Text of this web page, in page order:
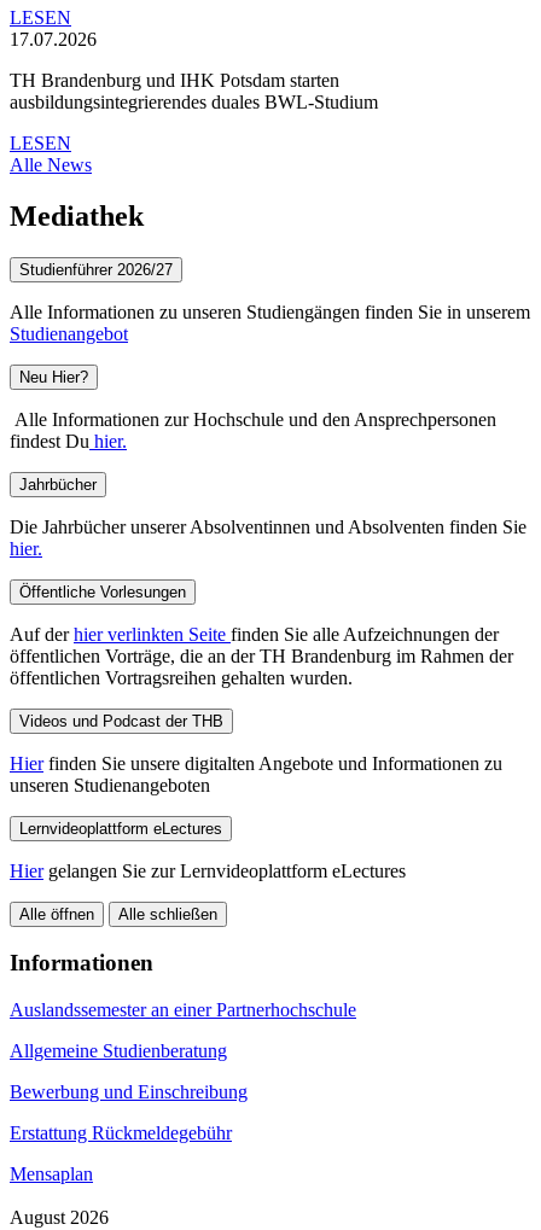
LESEN
17.07.2026
TH Brandenburg und IHK Potsdam starten
ausbildungsintegrierendes duales BWL-Studium
LESEN
Alle News
Mediathek
Studienführer 2026/27
Alle Informationen zu unseren Studiengängen finden Sie in unserem
Studienangebot
Neu Hier?
Alle Informationen zur Hochschule und den Ansprechpersonen
findest Du hier.
Jahrbücher
Die Jahrbücher unserer Absolventinnen und Absolventen finden Sie
hier.
Öffentliche Vorlesungen
Auf derhier verlinkten Seite finden Sie alle Aufzeichnungen der
öffentlichen Vorträge, die an der TH Brandenburg im Rahmen der
öffentlichen Vortragsreihen gehalten wurden.
Videos und Podcast der THB
Hierfinden Sie unsere digitalten Angebote und Informationen zu
unseren Studienangeboten
Lernvideoplattform eLectures
Hiergelangen Sie zur Lernvideoplattform eLectures
Alle öffnen Alle schließen
Informationen
Auslandssemester an einer Partnerhochschule
Allgemeine Studienberatung
Bewerbung und Einschreibung
Erstattung Rückmeldegebühr
Mensaplan
August 2026